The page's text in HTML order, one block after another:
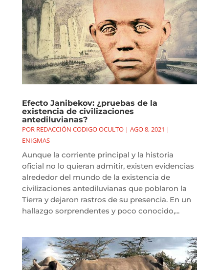
Efecto Janibekov: ¿pruebas de la
existencia de civilizaciones
antediluvianas?
POR REDACCIÓN CODIGO OCULTO| AGO 8, 2021 |
ENIGMAS
Aunque la corriente principal y la historia
oficial no lo quieran admitir, existen evidencias
alrededor del mundo de la existencia de
civilizaciones antediluvianas que poblaron la
Tierra y dejaron rastros de su presencia. En un
hallazgo sorprendentes y poco conocido,...